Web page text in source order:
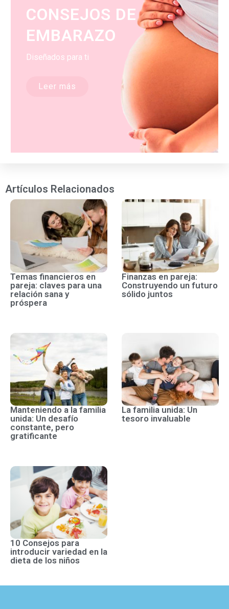
CONSEJOS DE
EMBARAZO
Diseñados para ti
Leer más
Artículos Relacionados
Temas financieros en
pareja: claves para una
relación sana y
próspera
Finanzas en pareja:
Construyendo un futuro
sólido juntos
Manteniendo a la familia
unida: Un desafío
constante, pero
gratificante
La familia unida: Un
tesoro invaluable
10 Consejos para
introducir variedad en la
dieta de los niños